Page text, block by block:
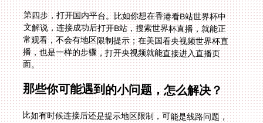
第四步，打开国内平台。比如你想在香港看B站世界杯中
文解说，连接成功后打开B站，搜索世界杯直播，就能正
常观看，不会有地区限制提示；在美国看央视频世界杯直
播，也是一样的步骤，打开央视频就能直接进入直播页
面。
那些你可能遇到的小问题，怎么解决？
比如有时候连接后还是提示地区限制，可能是线路问题，
你可以切换到其他节点试试；如果直播卡顿，检查一下是
不是选了正确的专线（比如影音专线比游戏专线更适合直